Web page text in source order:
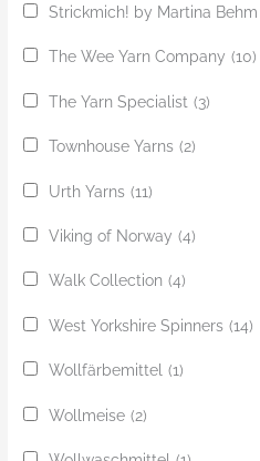
Strickmich! by Martina Behm
The Wee Yarn Company (10)
The Yarn Specialist (3)
Townhouse Yarns (2)
Urth Yarns (11)
Viking of Norway (4)
Walk Collection (4)
West Yorkshire Spinners (14)
Wollfärbemittel (1)
Wollmeise (2)